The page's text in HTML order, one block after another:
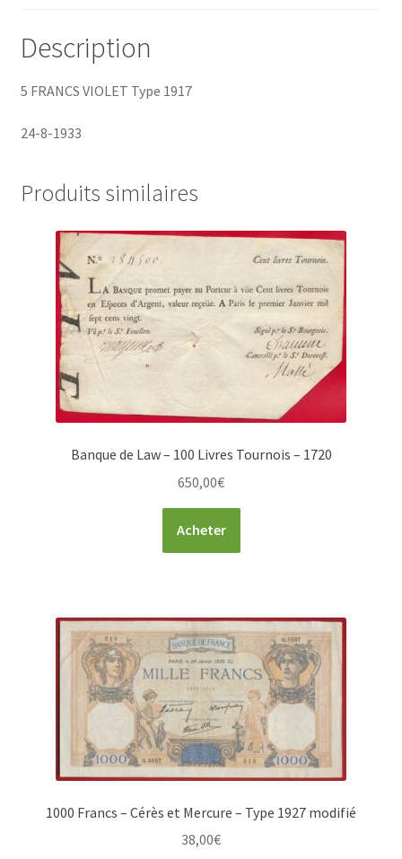
Description
5 FRANCS VIOLET Type 1917
24-8-1933
Produits similaires
Banque de Law – 100 Livres Tournois – 1720
650,00€
Acheter
1000 Francs – Cérès et Mercure – Type 1927 modifié
38,00€